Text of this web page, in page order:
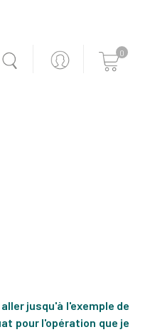
0
jusqu'à l'exemple de
pour l'opération que je